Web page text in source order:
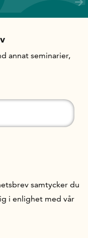
annat seminarier,
samtycker du
i enlighet med vår